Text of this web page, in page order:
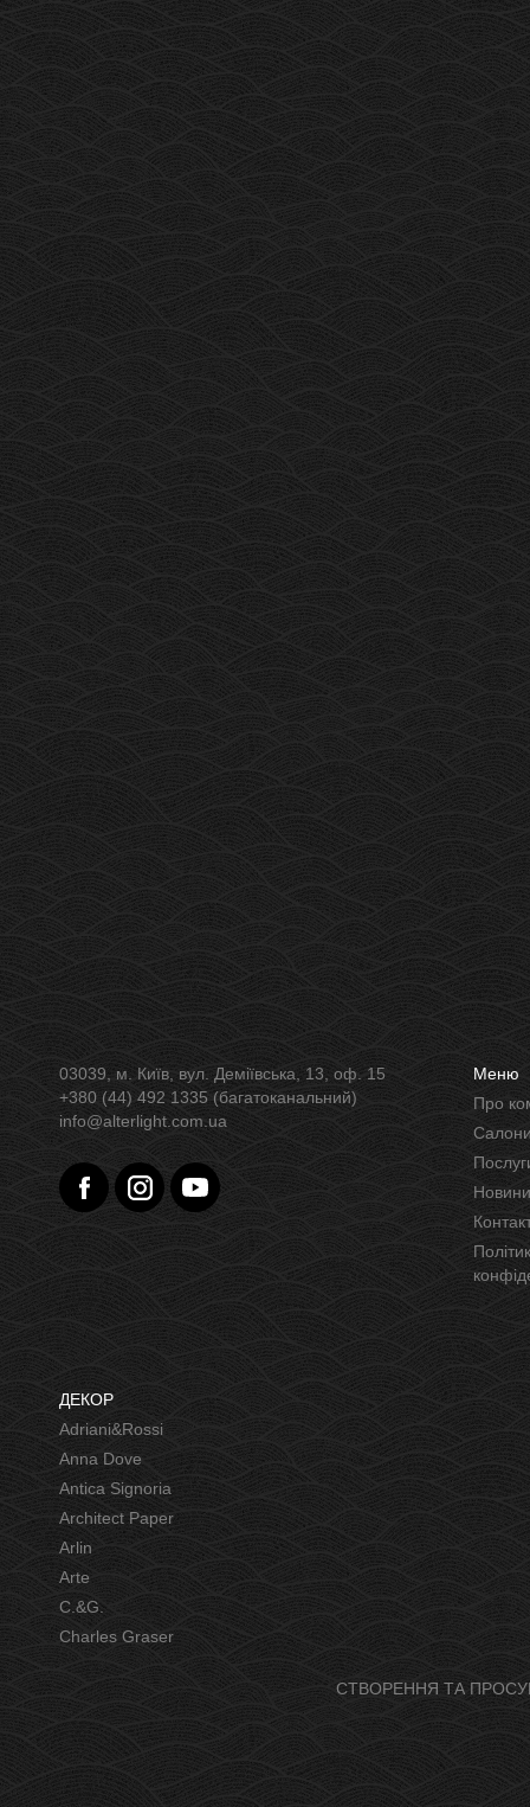
03039, м. Київ, вул. Деміївська, 13, оф. 15
+380 (44) 492 1335 (багатоканальний)
info@alterlight.com.ua
Меню
Про
Новини
Політика
ДЕКОР
Adriani&Rossi
Anna Dove
Antica Signoria
Architect Paper
Arlin
Arte
C.&G.
Charles Graser
СТВОРЕННЯ ТА